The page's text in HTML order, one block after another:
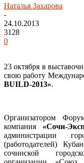
Наталья Захарова
-
24.10.2013
3128
0
23 октября в
свою работу
BUILD-2013».
Организатором
компания «Сочи-
администрации
(работодателей)
сочинской